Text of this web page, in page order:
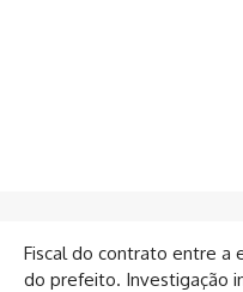
Fiscal do contrato entre a
do prefeito. Investigação